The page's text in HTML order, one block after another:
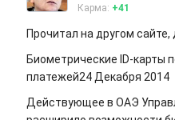
Карма: +41
Прочитал на другом
Биометрические ID-карты
платежей24 Декабря 2014
Действующее в ОАЭ